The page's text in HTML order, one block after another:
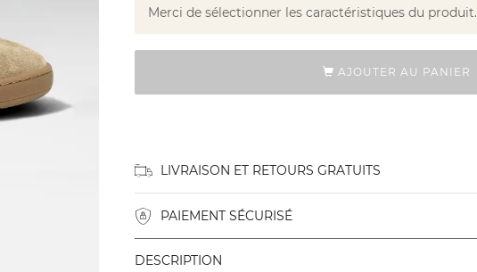
Merci de sélectionner les caractéristiques du produit.
AJOUTER AU PANIER
LIVRAISON ET RETOURS GRATUITS
PAIEMENT SÉCURISÉ
DESCRIPTION